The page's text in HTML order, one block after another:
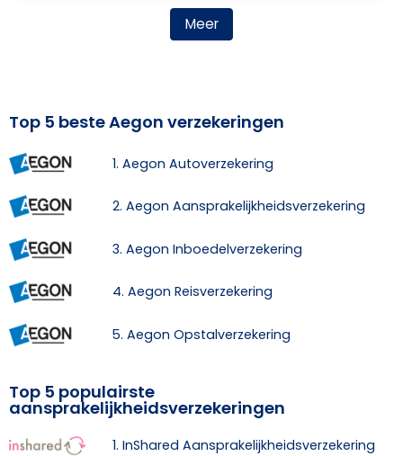
Meer
Top 5 beste Aegon verzekeringen
1. Aegon Autoverzekering
2. Aegon Aansprakelijkheidsverzekering
3. Aegon Inboedelverzekering
4. Aegon Reisverzekering
5. Aegon Opstalverzekering
Top 5 populairste
aansprakelijkheidsverzekeringen
1. InShared Aansprakelijkheidsverzekering